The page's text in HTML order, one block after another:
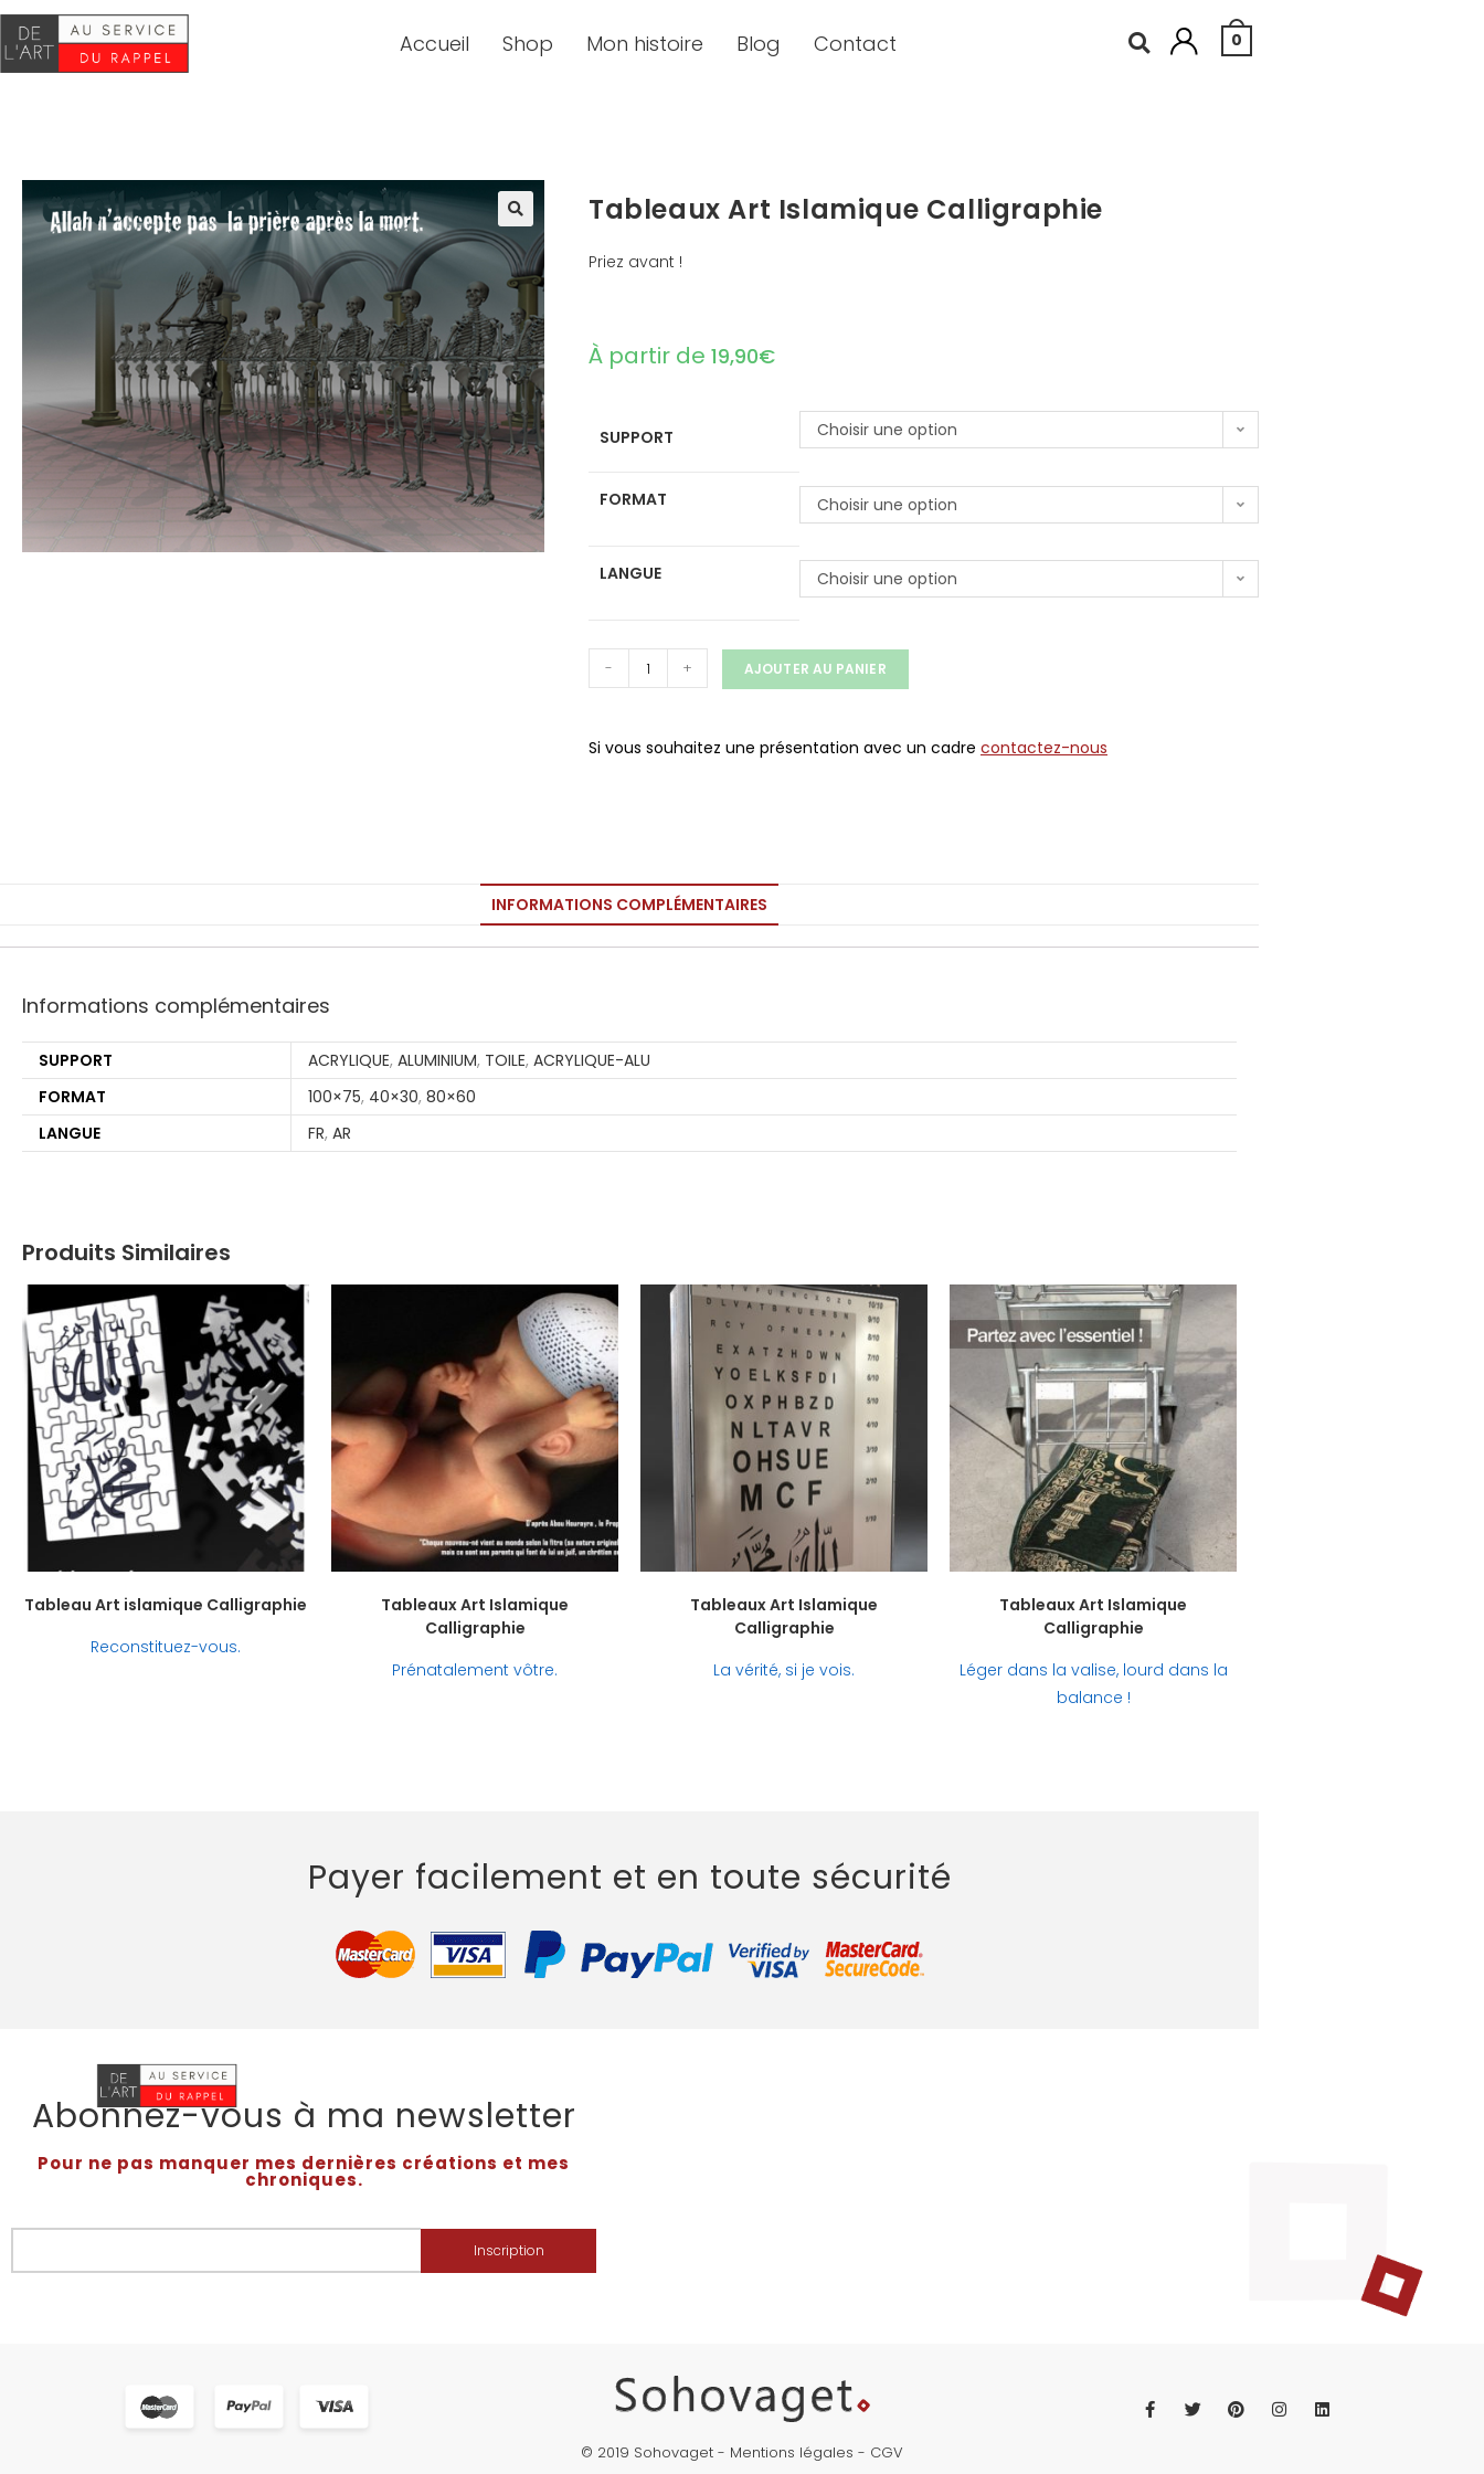
Accueil Shop Mon histoire Blog Contact 0
🔍
Tableaux Art Islamique Calligraphie
Priez avant !
À partir de 19,90€
SUPPORT Choisir une option
FORMAT Choisir une option
LANGUE Choisir une option
- + AJOUTER AU PANIER
Si vous souhaitez une présentation avec un cadre contactez-nous
INFORMATIONS COMPLÉMENTAIRES
Informations complémentaires
SUPPORT ACRYLIQUE, ALUMINIUM, TOILE, ACRYLIQUE-ALU
FORMAT
100×75, 40×30, 80×60
LANGUE
FR, AR
Produits Similaires
Tableau Art islamique Calligraphie
Reconstituez-vous.
Tableaux Art Islamique
Calligraphie
Prénatalement vôtre.
Tableaux Art Islamique
Calligraphie
La vérité, si je vois.
Tableaux Art Islamique
Calligraphie
Léger dans la valise, lourd dans la
balance !
Payer facilement et en toute sécurité
Abonnez-vous à ma newsletter
Pour ne pas manquer mes dernières créations et mes
chroniques.
Inscription
© 2019 Sohovaget - Mentions légales - CGV